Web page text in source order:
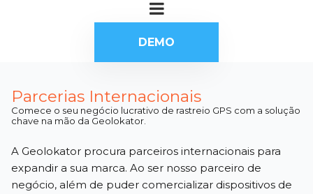
DEMO
Parcerias Internacionais
Comece o seu negócio lucrativo de rastreio GPS com a solução
chave na mão da Geolokator.
A Geolokator procura parceiros internacionais para
expandir a sua marca. Ao ser nosso parceiro de
negócio, além de puder comercializar dispositivos de